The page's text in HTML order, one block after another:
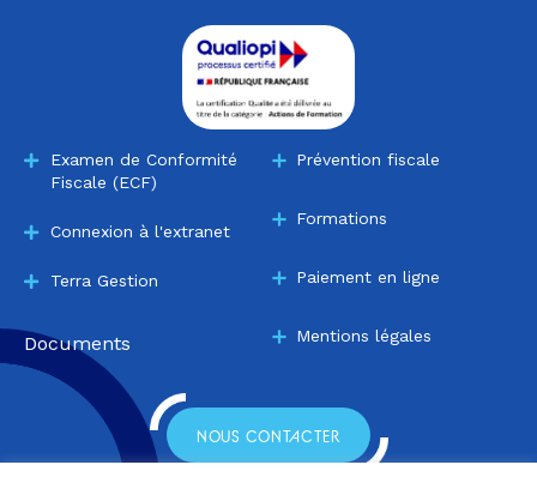
Examen de Conformité
Fiscale (ECF)
Connexion à l'extranet
Terra Gestion
Documents
Prévention fiscale
Formations
Paiement en ligne
Mentions légales
NOUS CONTACTER